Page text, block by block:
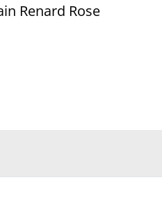
Renard Rose